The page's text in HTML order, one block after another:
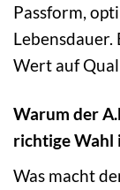
Passform,
Lebensdauer.
Wert auf
Warum der
richtige Wahl
Was macht